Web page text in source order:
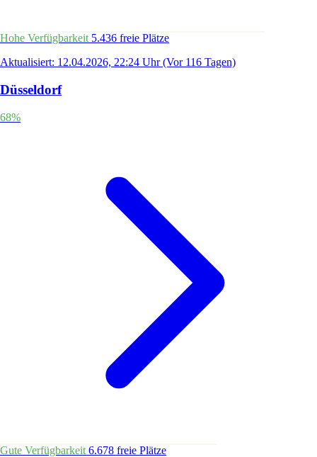
Hohe Verfügbarkeit 5.436 freie Plätze
Aktualisiert: 12.04.2026, 22:24 Uhr(Vor 116 Tagen)
Düsseldorf
68%
Gute Verfügbarkeit 6.678 freie Plätze